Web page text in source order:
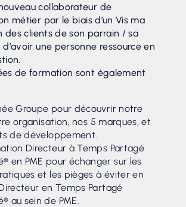
collaborateur de
métier par le biais d’un Vis ma
des clients de son parrain / sa
une personne ressource en
de formation sont également
Groupe pour découvrir notre
organisation, nos 5 marques, et
de développement.
Directeur à Temps Partagé
en PME pour échanger sur les
et les pièges à éviter en
en Temps Partagé
au sein de PME.